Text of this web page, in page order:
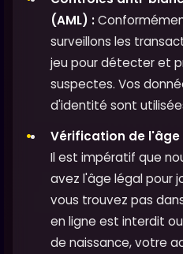
(AML) :
surveillons les
jeu pour détecter et
suspectes. Vos
d'identité sont
Vérification de
Il est impératif que
avez l'âge légal pour
vous trouvez pas
en ligne est interdit
de naissance, votre